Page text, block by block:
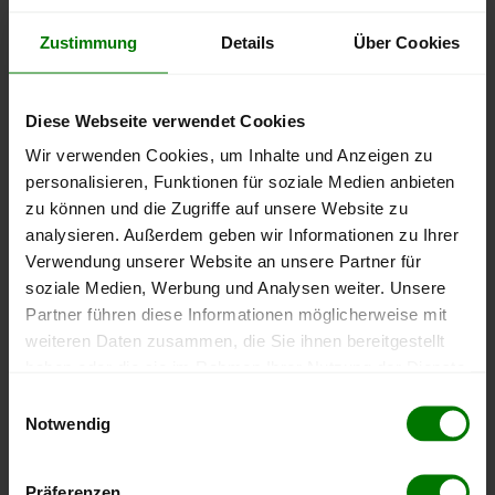
Zustimmung Details Über Cookies
Diese Webseite verwendet Cookies
Wir verwenden Cookies, um Inhalte und Anzeigen zu
personalisieren, Funktionen für soziale Medien anbieten
zu können und die Zugriffe auf unsere Website zu
analysieren. Außerdem geben wir Informationen zu Ihrer
Verwendung unserer Website an unsere Partner für
soziale Medien, Werbung und Analysen weiter. Unsere
Partner führen diese Informationen möglicherweise mit
weiteren Daten zusammen, die Sie ihnen bereitgestellt
Notwendig
Präferenzen
Pelprotec® ist einVeredelungsverfahren, bei dem Pellets
vor dem Einblasen mit einemdünnen Film aus
geruchsneutralen und natürlichen Pflanzenölen
besprüht werden. Dadurch soll weniger Staub beim
Einblasen anfallen, die Fließfähigkeit verbessert werden
sowie eine sauberere Verbrennung der Pellets erzielt
werden.